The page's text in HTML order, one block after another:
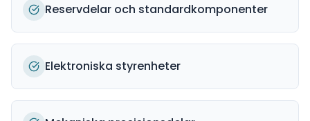
Reservdelar och standardkomponenter
Elektroniska styrenheter